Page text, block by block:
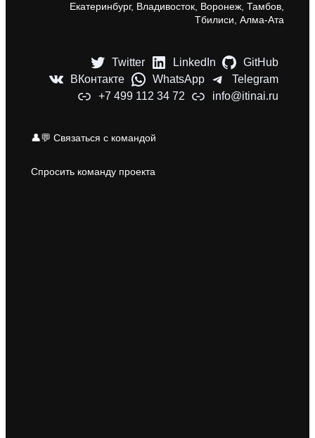
Екатеринбург, Владивосток, Воронеж, Тамбов,
Тбилиси, Алма-Ата
Twitter LinkedIn
GitHub
ВКонтакте
WhatsApp
Telegram
+7 499 112 34 72
info@itinai.ru
👤💬 Связаться с командой
Спросить команду проекта